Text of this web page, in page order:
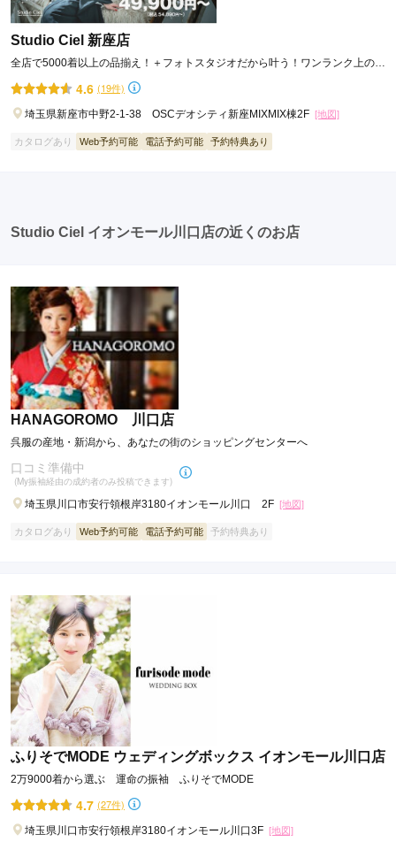
Studio Ciel 新座店
全店で5000着以上の品揃え！＋フォトスタジオだから叶う！ワンランク上のオ
4.6 (19件)
埼玉県新座市中野2-1-38 OSCデオシティ新座MIXMIX棟2F [地図]
カタログあり Web予約可能 電話予約可能 予約特典あり
Studio Ciel イオンモール川口店の近くのお店
HANAGOROMO 川口店
呉服の産地・新潟から、あなたの街のショッピングセンターへ
口コミ準備中
(My振袖経由の成約者のみ投稿できます)
埼玉県川口市安行領根岸3180イオンモール川口 2F [地図]
カタログあり Web予約可能 電話予約可能 予約特典あり
ふりそでMODE ウェディングボックス イオンモール川口店
2万9000着から選ぶ 運命の振袖 ふりそでMODE
4.7 (27件)
埼玉県川口市安行領根岸3180イオンモール川口3F [地図]